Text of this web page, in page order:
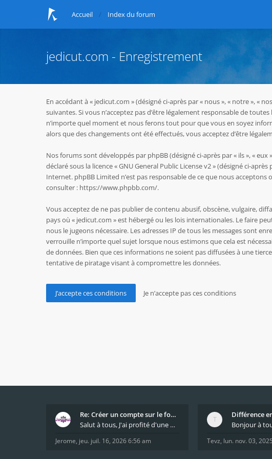
Accueil Index du forum
jedicut.com - Enregistrement
En accédant à « jedicut.com » (désigné ci-après par « nous », « notre », «
suivantes. Si vous n’acceptez pas d’être légalement responsable de
n’importe quel moment et nous ferons tout pour que vous en soyez
alors que des changements ont été effectués, vous acceptez d’être
Nos forums sont développés par phpBB (désigné ci-après par « ils », «
déclaré sous la licence «GNU General Public License v2» (désigné ci-après
Internet. phpBB Limited n’est pas responsable de ce que nous
consulter : https://www.phpbb.com/.
Vous acceptez de ne pas publier de contenu abusif, obscène, vulgaire,
pays où « jedicut.com » est hébergé ou les lois internationales. Le faire
nous le jugeons nécessaire. Les adresses IP de tous les messages sont
verrouille n’importe quel sujet lorsque nous estimons que cela est
de données. Bien que ces informations ne soient pas diffusées à une
tentative de piratage visant à compromettre les données.
Re: Créer un compte sur le forum / Create forum us
Salut à tous, J'ai profité d'une mise à jour du s
Jerome, jeu. juil. 16, 2026 6:56 am Tevz, lun. nov. 03,